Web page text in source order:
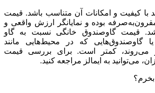
با کیفیت و امکانات آن متناسب باشد. قیمت
بوده و نمایانگر ارزش واقعی و
قیمت گاوصندوق خانگی نسبت به گاو
گاوصندوق‌هایی که در محیط‌هایی مانند
می‌روند، کمتر است. برای بررسی قیمت
می‌توانید به ایمالز مراجعه کنید.